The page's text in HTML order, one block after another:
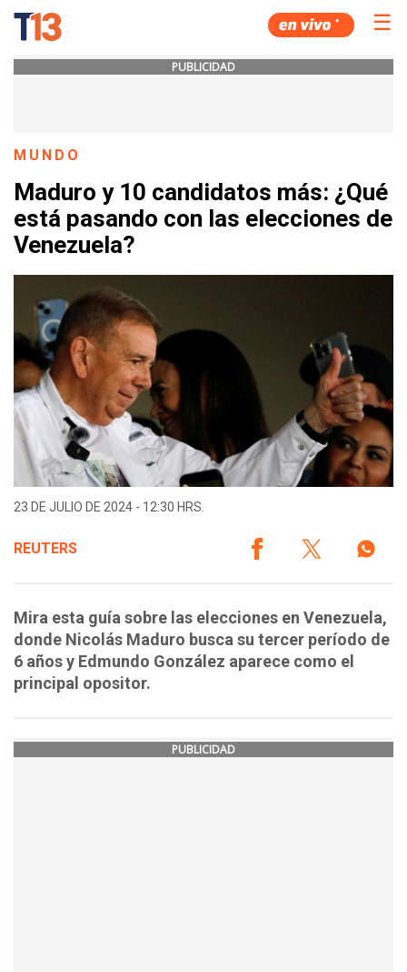
☰
PUBLICIDAD
MUNDO
Maduro y 10 candidatos más: ¿Qué
está pasando con las elecciones de
Venezuela?
23 DE JULIO DE 2024 - 12:30 HRS.
REUTERS
Mira esta guía sobre las elecciones en Venezuela,
donde Nicolás Maduro busca su tercer período de
6 años y Edmundo González aparece como el
principal opositor.
PUBLICIDAD